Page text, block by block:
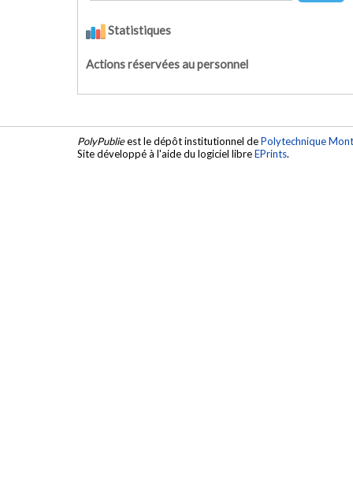
Statistiques
Actions réservées au personnel
PolyPublieest le dépôt institutionnel dePolytechnique
Site développé à l'aide du logiciel libreEPrints.